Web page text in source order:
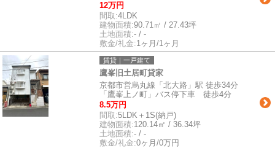
12万円
間取:4LDK
建物面積:90.71㎡ / 27.43坪
土地面積:- / -
敷金/礼金:1ヶ月/1ヶ月
賃貸｜一戸建て
鷹峯旧土居町貸家
京都市営烏丸線「北大路」駅 徒歩34分
「鷹峯上ノ町」バス停下車 徒歩4分
8.5万円
間取:5LDK＋1S(納戸)
建物面積:120.14㎡ / 36.34坪
土地面積:- / -
敷金/礼金:0ヶ月/0万円